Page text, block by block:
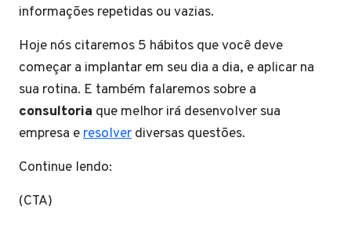
informações repetidas ou vazias.
Hoje nós citaremos 5 hábitos que você deve
começar a implantar em seu dia a dia, e aplicar na
sua rotina. E também falaremos sobre a
consultoria que melhor irá desenvolver sua
empresa eresolver diversas questões.
Continue lendo:
(CTA)